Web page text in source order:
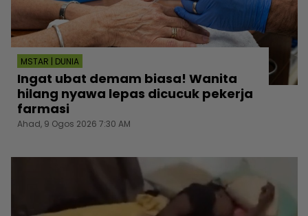
MSTAR | DUNIA
Ingat ubat demam biasa! Wanita
hilang nyawa lepas dicucuk pekerja
farmasi
Ahad, 9 Ogos 2026 7:30 AM